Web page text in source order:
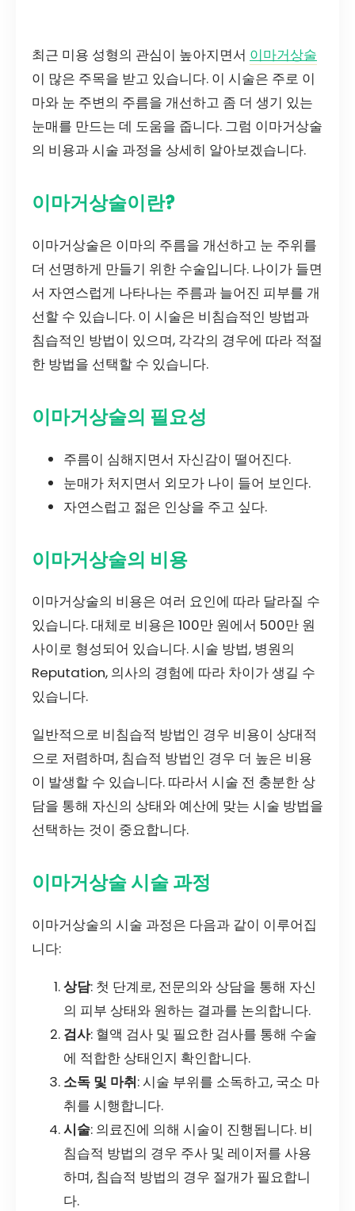
최근 미용 성형의 관심이 높아지면서 이마거상술
이 많은 주목을 받고 있습니다. 이 시술은 주로 이
마와 눈 주변의 주름을 개선하고 좀 더 생기 있는
눈매를 만드는 데 도움을 줍니다. 그럼 이마거상술
의 비용과 시술 과정을 상세히 알아보겠습니다.
이마거상술이란?
이마거상술은 이마의 주름을 개선하고 눈 주위를
더 선명하게 만들기 위한 수술입니다. 나이가 들면
서 자연스럽게 나타나는 주름과 늘어진 피부를 개
선할 수 있습니다. 이 시술은 비침습적인 방법과
침습적인 방법이 있으며, 각각의 경우에 따라 적절
한 방법을 선택할 수 있습니다.
이마거상술의 필요성
주름이 심해지면서 자신감이 떨어진다.
눈매가 처지면서 외모가 나이 들어 보인다.
자연스럽고 젊은 인상을 주고 싶다.
이마거상술의 비용
이마거상술의 비용은 여러 요인에 따라 달라질 수
있습니다. 대체로 비용은 100만 원에서 500만 원
사이로 형성되어 있습니다. 시술 방법, 병원의
Reputation, 의사의 경험에 따라 차이가 생길 수
있습니다.
일반적으로 비침습적 방법인 경우 비용이 상대적
으로 저렴하며, 침습적 방법인 경우 더 높은 비용
이 발생할 수 있습니다. 따라서 시술 전 충분한 상
담을 통해 자신의 상태와 예산에 맞는 시술 방법을
선택하는 것이 중요합니다.
이마거상술 시술 과정
이마거상술의 시술 과정은 다음과 같이 이루어집
니다:
상담: 첫 단계로, 전문의와 상담을 통해 자신
의 피부 상태와 원하는 결과를 논의합니다.
검사: 혈액 검사 및 필요한 검사를 통해 수술
에 적합한 상태인지 확인합니다.
소독 및 마취: 시술 부위를 소독하고, 국소 마
취를 시행합니다.
시술: 의료진에 의해 시술이 진행됩니다. 비
침습적 방법의 경우 주사 및 레이저를 사용
하며, 침습적 방법의 경우 절개가 필요합니
다.